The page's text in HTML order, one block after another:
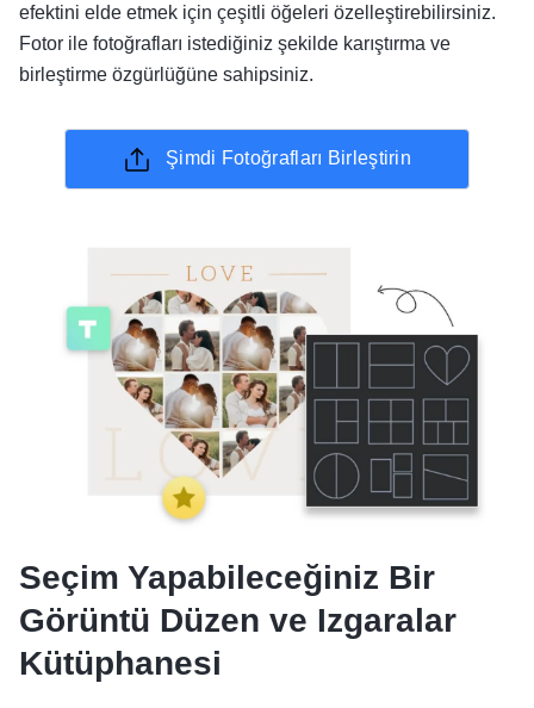
efektini elde etmek için çeşitli öğeleri özelleştirebilirsiniz.
Fotor ile fotoğrafları istediğiniz şekilde karıştırma ve
birleştirme özgürlüğüne sahipsiniz.
Şimdi Fotoğrafları Birleştirin
Seçim Yapabileceğiniz Bir
Görüntü Düzen ve Izgaralar
Kütüphanesi